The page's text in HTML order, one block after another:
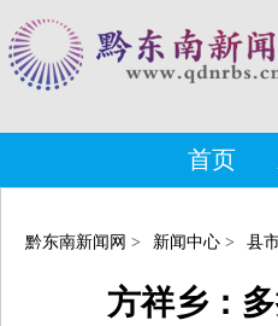
首页
黔东南新闻网 > 新闻中心 > 县
方祥乡：